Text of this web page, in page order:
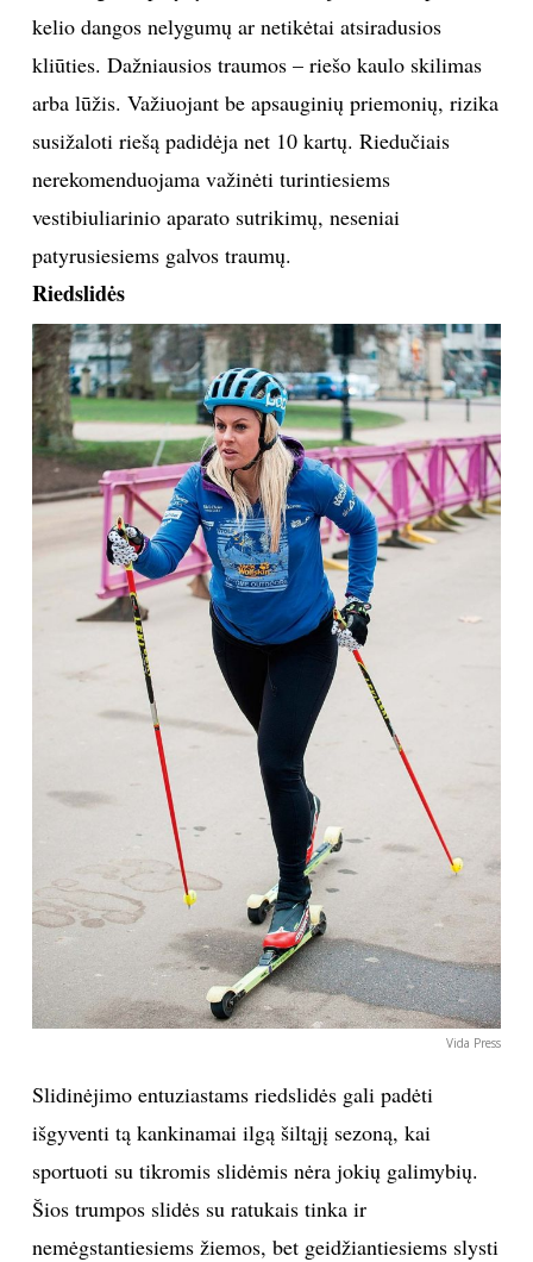
kelio dangos nelygumų ar netikėtai atsiradusios
kliūties. Dažniausios traumos – riešo kaulo skilimas
arba lūžis. Važiuojant be apsauginių priemonių, rizika
susižaloti riešą padidėja net 10 kartų. Riedučiais
nerekomenduojama važinėti turintiesiems
vestibiuliarinio aparato sutrikimų, neseniai
patyrusiesiems galvos traumų.
Riedslidės
Vida Press
Slidinėjimo entuziastams riedslidės gali padėti
išgyventi tą kankinamai ilgą šiltąjį sezoną, kai
sportuoti su tikromis slidėmis nėra jokių galimybių.
Šios trumpos slidės su ratukais tinka ir
nemėgstantiesiems žiemos, bet geidžiantiesiems slysti